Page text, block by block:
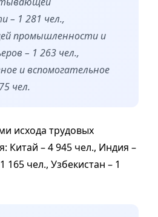
– 1 281 чел.,
промышленности и
– 1 263 чел.,
и вспомогательное
чел.
исхода трудовых
Китай – 4 945 чел., Индия –
165 чел., Узбекистан – 1